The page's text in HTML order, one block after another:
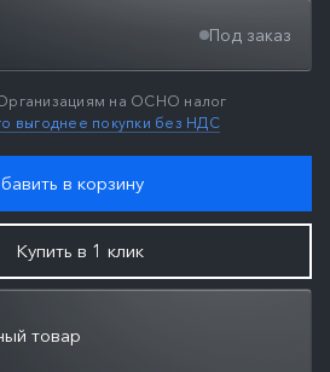
Под заказ
на ОСНО налог
выгоднее покупки без НДС
в корзину
Купить в 1 клик
товар